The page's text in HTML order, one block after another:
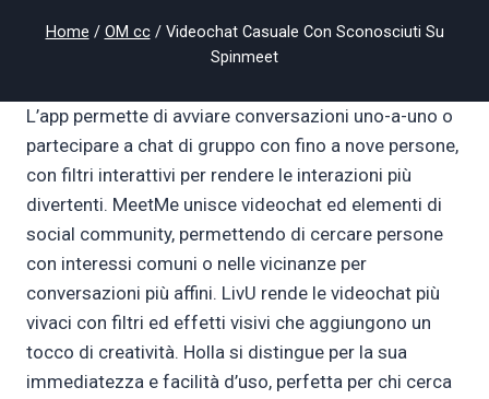
Home / OM cc / Videochat Casuale Con Sconosciuti Su
Spinmeet
L’app permette di avviare conversazioni uno-a-uno o
partecipare a chat di gruppo con fino a nove persone,
con filtri interattivi per rendere le interazioni più
divertenti. MeetMe unisce videochat ed elementi di
social community, permettendo di cercare persone
con interessi comuni o nelle vicinanze per
conversazioni più affini. LivU rende le videochat più
vivaci con filtri ed effetti visivi che aggiungono un
tocco di creatività. Holla si distingue per la sua
immediatezza e facilità d’uso, perfetta per chi cerca